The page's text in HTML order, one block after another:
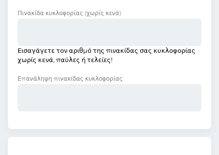
Πινακίδα κυκλοφορίας (χωρίς κενά)
Εισαγάγετε τον αριθμό της πινακίδας σας κυκλοφορίας
χωρίς κενά, παύλες ή τελείες!
Επανάληψη πινακίδας κυκλοφορίας